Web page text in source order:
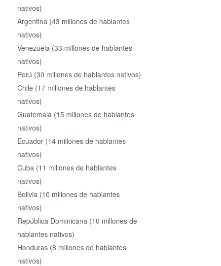
nativos)
Argentina (43 millones de hablantes
nativos)
Venezuela (33 millones de hablantes
nativos)
Perú (30 millones de hablantes nativos)
Chile (17 millones de hablantes
nativos)
Guatemala (15 millones de hablantes
nativos)
Ecuador (14 millones de hablantes
nativos)
Cuba (11 millones de hablantes
nativos)
Bolivia (10 millones de hablantes
nativos)
República Dominicana (10 millones de
hablantes nativos)
Honduras (8 millones de hablantes
nativos)